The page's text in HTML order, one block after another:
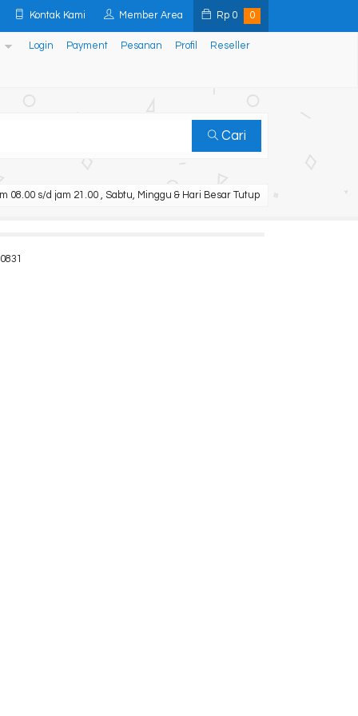
Kontak Kami Member Area Rp 0 0
Login Payment Pesanan Profil Reseller
Cari
08.00 s/d jam 21.00 , Sabtu, Minggu & Hari Besar Tutup